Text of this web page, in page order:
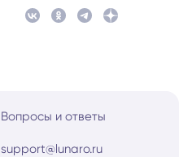
Вопросы и ответы
support@lunaro.ru